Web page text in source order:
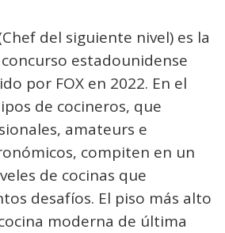
del siguiente nivel) es la
estadounidense
por FOX en 2022. En el
de cocineros, que
amateurs e
compiten en un
de cocinas que
desafíos. El piso más alto
moderna de última